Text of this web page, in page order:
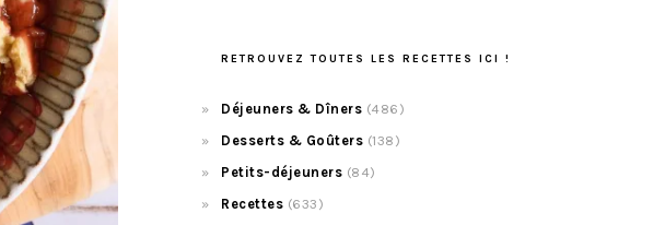
RETROUVEZ TOUTES LES RECETTES ICI !
Déjeuners & Dîners (486)
Desserts & Goûters (138)
Petits-déjeuners (84)
Recettes (633)